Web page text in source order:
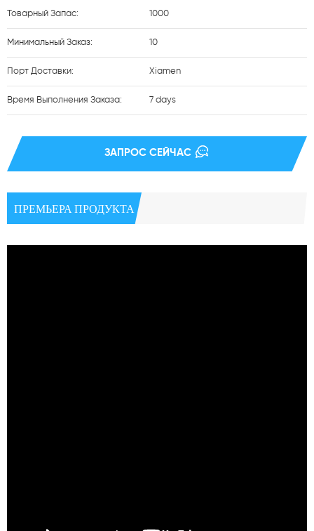
Товарный Запас: 1000
Минимальный Заказ: 10
Порт Доставки: Xiamen
Время Выполнения Заказа: 7 days
ЗАПРОС СЕЙЧАС
ПРЕМЬЕРА ПРОДУКТА